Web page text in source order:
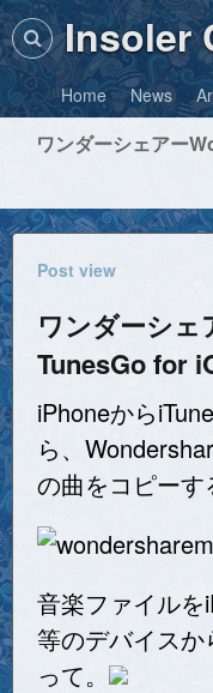
Home News
Post view
ワンダーシ
TunesGo for
iPhoneから
ら、
の曲をコピーす
音楽ファイルを
等のデバイス
って。